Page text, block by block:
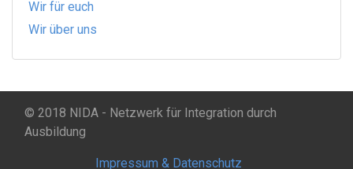
Wir für euch
Wir über uns
© 2018 NIDA - Netzwerk für Integration durch
Ausbildung
Impressum & Datenschutz